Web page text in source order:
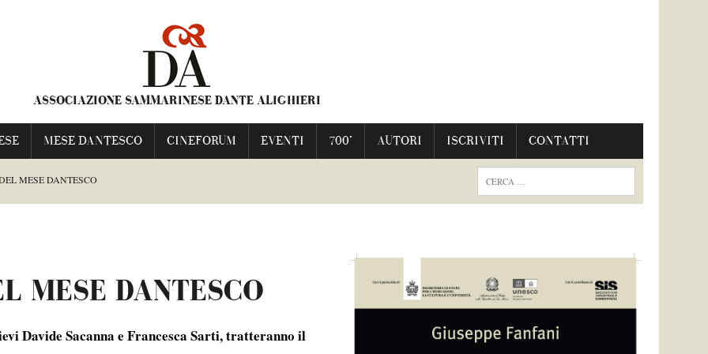
ASSOCIAZIONE SAMMARINESE DANTE ALIGHIERI
MESE DANTESCO CINEFORUM EVENTI 700° AUTORI ISCRIVITI CONTATTI
MESE DANTESCO
FRANCESCA
PRAVE”
MESE DANTESCO
Davide Sacanna e Francesca Sarti, tratteranno il